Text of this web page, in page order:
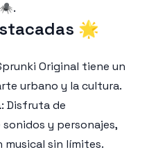
🌟
Original tiene un
urbano y la cultura.
: Disfruta de
y personajes,
sin límites.